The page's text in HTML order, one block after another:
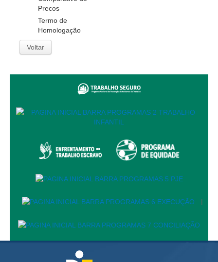
no Âmbito do TRT11
Grupo Operacional do Centro de Inteligência
Comitê de Equidade de Raça, Gênero e Diversidade
Comitê PopRuaJud
Automação e IA
Governança
Gestão Estratégica
Rede de Governança Colaborativa
Assessoria de Governança de Gestão de Pessoas
Sites Institucionais
Precos
Termo de
Homologação
Voltar
|